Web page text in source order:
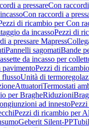
a pressareCon
Con raccordi a
di ricambio per Con
da incassoPezzi di
a pressare Mapress
Pannelli sagomatiBande
da incasso per
pavimentoPezzi di
Unità di
AttuatoriTermostati
per BragheRiduzioni
ad innesto
Pezzi di ricambio per
Geberit Silent-PPTubi